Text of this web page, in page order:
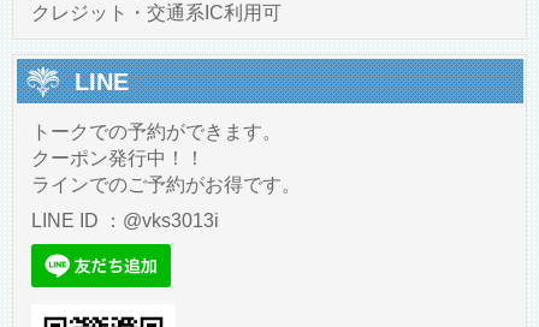
クレジット・交通系IC利用可
LINE
トークでの予約ができます。
クーポン発行中！！
ラインでのご予約がお得です。
LINE ID ：@vks3013i